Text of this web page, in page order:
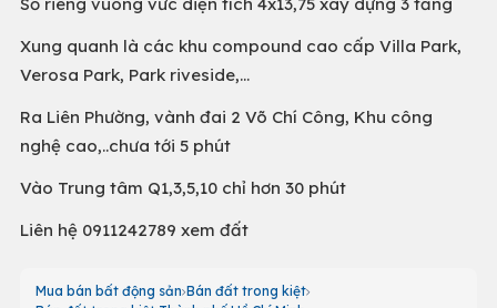
Xung quanh là các khu compound cao cấp Villa Park,
Verosa Park, Park riveside,...
Ra Liên Phường, vành đai 2 Võ Chí Công, Khu công
nghệ cao,..chưa tới 5 phút
Vào Trung tâm Q1,3,5,10 chỉ hơn 30 phút
Liên hệ 0911242789 xem đất
Mua bán bất động sản Bán đất trong kiệt